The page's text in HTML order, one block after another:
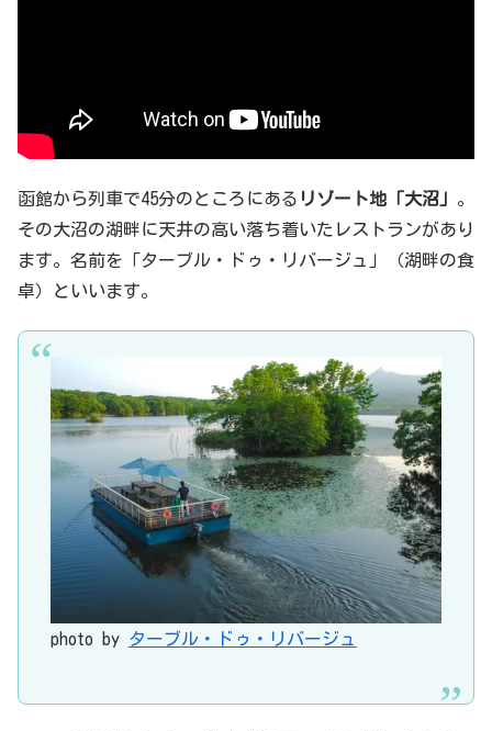
函館から列車で45分のところにある リゾート地「大沼」 。
その大沼の湖畔に天井の高い落ち着いたレストランがあり
ます。名前を「ターブル・ドゥ・リバージュ」（湖畔の食
卓）といいます。
photo by ターブル・ドゥ・リバージュ